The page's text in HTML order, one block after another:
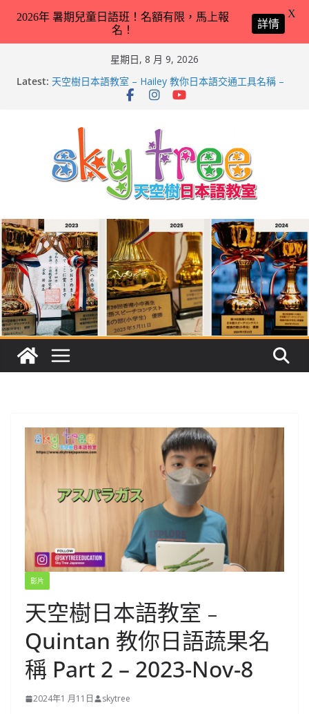
星期日, 8 月 9, 2026
Latest: 天空樹日本語教室 – Hailey 教你日本語交通工具名稱 –
2026兒童日語暑期班（適合完全未學過日語 3 － 11 歲
小朋友）！
天空樹日本語教室 – Tyler 教你動物園／水族館常見動物
名稱 – 2026-Feb-19
天空樹日本語教室 – Markus 教你動物園／水族館常見動
影片
天空樹日本語教室﹣
Quintan 教你日語蔬果名
稱 Part 2 – 2023-Nov-8
2024年1 月11日 skytree
2026年 暑期兒童日語班！名額有限，馬上報
名！
詳情
X